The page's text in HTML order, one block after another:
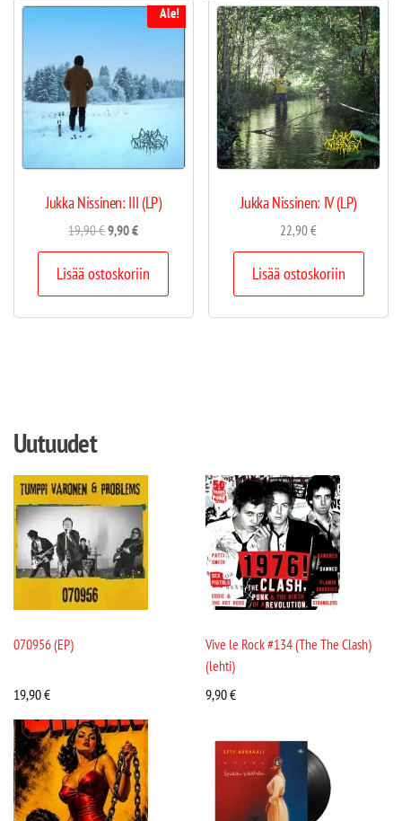
Ale!
Jukka Nissinen: III (LP)
19,90€9,90€
Lisää ostoskoriin
Jukka Nissinen: IV (LP)
22,90€
Lisää ostoskoriin
Uutuudet
070956 (EP)
19,90€
Vive le Rock #134 (The The Clash)
(lehti)
9,90€